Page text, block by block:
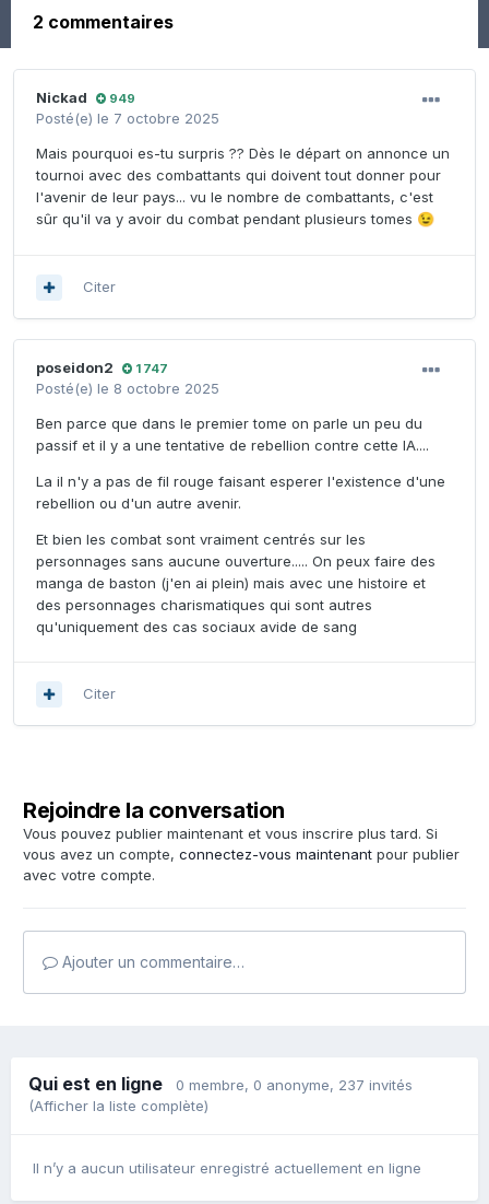
2 commentaires
Nickad 949
Posté(e) le 7 octobre 2025
Mais pourquoi es-tu surpris ?? Dès le départ on annonce un
tournoi avec des combattants qui doivent tout donner pour
l'avenir de leur pays... vu le nombre de combattants, c'est
sûr qu'il va y avoir du combat pendant plusieurs tomes 😉
Citer
poseidon2 1 747
Posté(e) le 8 octobre 2025
Ben parce que dans le premier tome on parle un peu du
passif et il y a une tentative de rebellion contre cette IA....
La il n'y a pas de fil rouge faisant esperer l'existence d'une
rebellion ou d'un autre avenir.
Et bien les combat sont vraiment centrés sur les
personnages sans aucune ouverture..... On peux faire des
manga de baston (j'en ai plein) mais avec une histoire et
des personnages charismatiques qui sont autres
qu'uniquement des cas sociaux avide de sang
Citer
Rejoindre la conversation
Vous pouvez publier maintenant et vous inscrire plus tard. Si
vous avez un compte, connectez-vous maintenant pour publier
avec votre compte.
Ajouter un commentaire…
Qui est en ligne 0 membre, 0 anonyme, 237 invités
(Afficher la liste complète)
Il n’y a aucun utilisateur enregistré actuellement en ligne